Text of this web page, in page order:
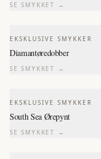
SE SMYKKET →
EKSKLUSIVE SMYKKER
Diamantøredobber
SE SMYKKET →
EKSKLUSIVE SMYKKER
South Sea Ørepynt
SE SMYKKET →